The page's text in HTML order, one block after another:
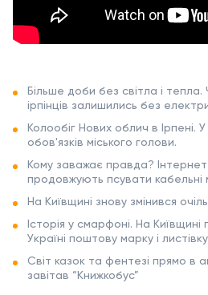
Більше доби без світла і
ірпінців залишились без
Колообіг Нових облич в Ірпені. У
обов'язків міського голови.
Кому заважає правда?
продовжують псувати кабельні
На Київщині знову змінився
Історія у смарфоні. На
Україні поштову марку і
Світ казок та фентезі прямо в
завітав “Книжкобус”